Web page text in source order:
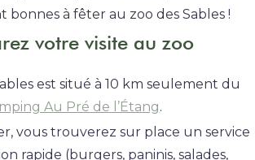
bonnes à fêter au zoo des Sables !
votre visite au zoo
est situé à 10 km seulement du
Au Pré de l’Étang.
vous trouverez sur place un service
rapide (burgers, paninis, salades,